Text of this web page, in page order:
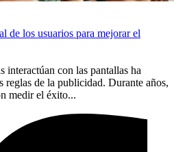
de los usuarios para mejorar el
interactúan con las pantallas ha
reglas de la publicidad. Durante años,
medir el éxito...